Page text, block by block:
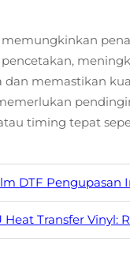
dan memastikan
timing tepat
Pengupasan Instan: Permainan Pengubah untuk Produksi
Transfer Vinyl: Release vs. Adhesive Backing –